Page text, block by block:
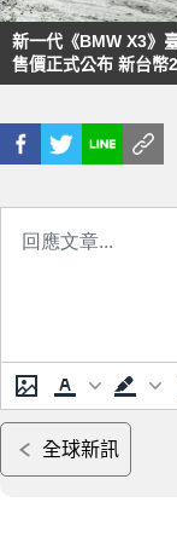
新一代《BMW X3》
售價正式公布 新台幣
開賣
全球新訊